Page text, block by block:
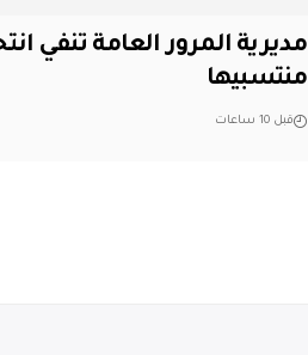
مديرية المرور العامة تنفي
منتسبيها
قبل 10 ساعات